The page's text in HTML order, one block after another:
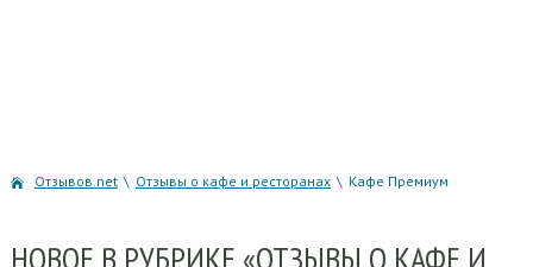
Отзывов.net \ Отзывы о кафе и ресторанах \ Кафе Премиум
НОВОЕ В РУБРИКЕ «ОТЗЫВЫ О КАФЕ И